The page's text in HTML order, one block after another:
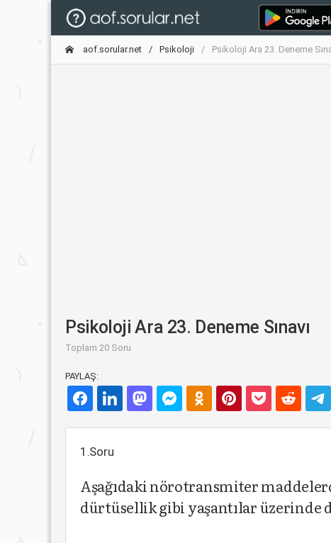
aof.sorular.net Psikoloji Psikoloji Ara 23. Deneme
Psikoloji Ara 23. Deneme Sınavı
Toplam 20 Soru
PAYLAŞ:
1.Soru
Aşağıdaki nörotransmiter
dürtüsellik gibi yaşantılar üzerinde